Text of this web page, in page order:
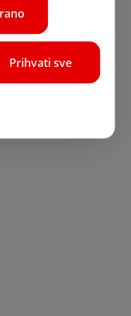
Prihvati sve